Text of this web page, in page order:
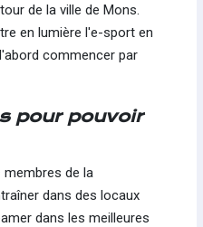
de la ville de Mons.
en lumière l'e-sport en
commencer par
pour pouvoir
membres de la
dans des locaux
dans les meilleures